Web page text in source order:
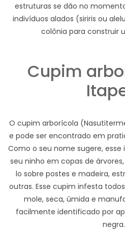
estruturas se dão no
indivíduos alados (siriris ou
colônia para construir
Cupim
O cupim arborícola
e pode ser encontrado em
Como o seu nome sugere,
seu ninho em copas de
lo sobre postes e madeira,
outras. Esse cupim infesta
mole, seca, úmida e
facilmente identificado por
negra.